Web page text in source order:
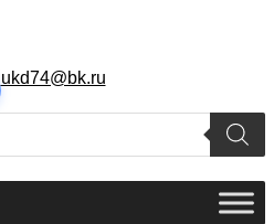
ukd74@bk.ru